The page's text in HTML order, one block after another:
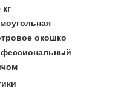
кг
окошко